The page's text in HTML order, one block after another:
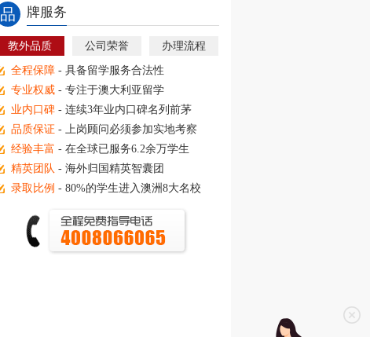
品 牌服务
教外品质 公司荣誉 办理流程
全程保障 - 具备留学服务合法性
专业权威 - 专注于澳大利亚留学
业内口碑 - 连续3年业内口碑名列前茅
品质保证 - 上岗顾问必须参加实地考察
经验丰富 - 在全球已服务6.2余万学生
精英团队 - 海外归国精英智囊团
录取比例 - 80%的学生进入澳洲8大名校